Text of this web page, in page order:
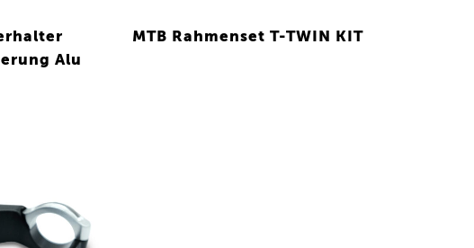
Alu
MTB Rahmenset T-TWIN KIT